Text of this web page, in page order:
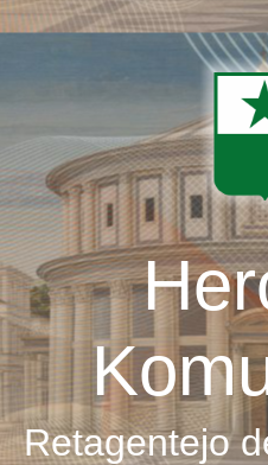
Skip
Retagentejo